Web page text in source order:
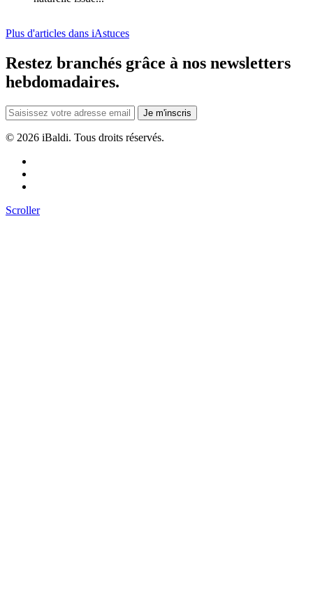
Plus d'articles dans iAstuces
Restez branchés grâce à nos newsletters
hebdomadaires.
Je m'inscris
© 2026 iBaldi. Tous droits réservés.
Scroller